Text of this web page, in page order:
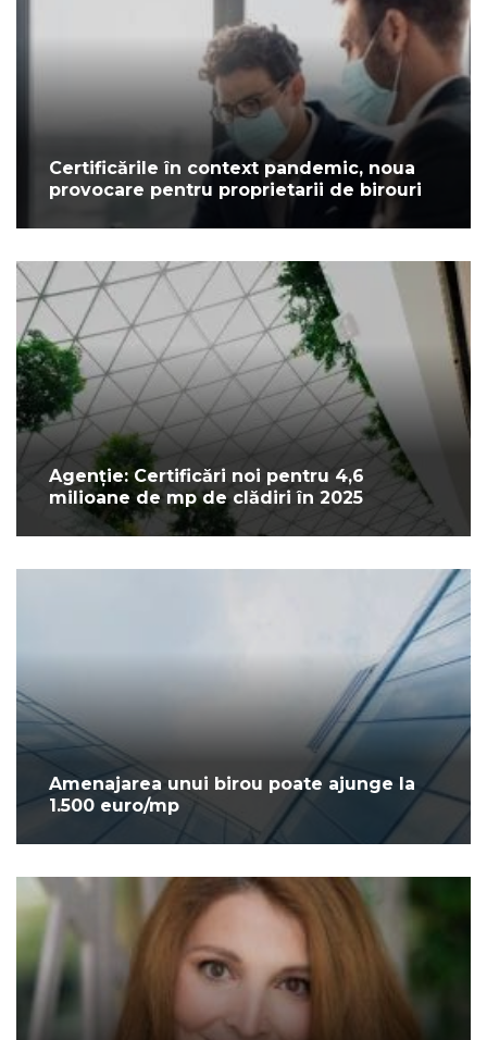
Certificările în context pandemic, noua
provocare pentru proprietarii de birouri
Agenție: Certificări noi pentru 4,6
milioane de mp de clădiri în 2025
Amenajarea unui birou poate ajunge la
1.500 euro/mp